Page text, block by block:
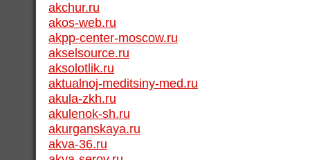
akchur.ru
akos-web.ru
akpp-center-moscow.ru
akselsource.ru
aksolotlik.ru
aktualnoj-meditsiny-med.ru
akula-zkh.ru
akulenok-sh.ru
akurganskaya.ru
akva-36.ru